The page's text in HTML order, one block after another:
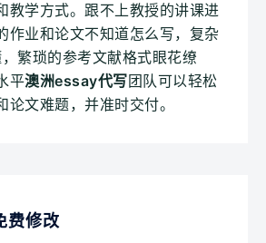
教学方式。跟不上教授的讲课进
作业和论文不知道怎么写，复杂
繁琐的参考文献格式眼花缭
平澳洲essay代写团队可以轻松
论文难题，并准时交付。
费修改